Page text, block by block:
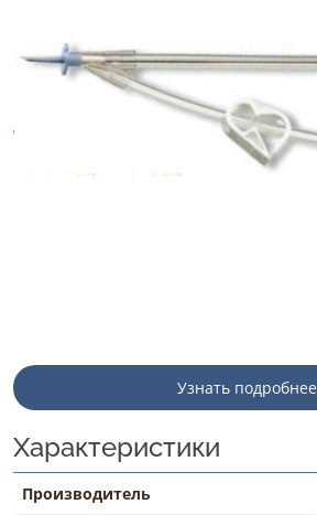
Узнать подробнее
Характеристики
Производитель